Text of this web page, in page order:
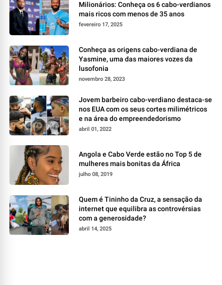
Milionários: Conheça os 6 cabo-verdianos
mais ricos com menos de 35 anos
fevereiro 17, 2025
Conheça as origens cabo-verdiana de
Yasmine, uma das maiores vozes da
lusofonia
novembro 28, 2023
Jovem barbeiro cabo-verdiano destaca-se
nos EUA com os seus cortes milimétricos
e na área do empreendedorismo
abril 01, 2022
Angola e Cabo Verde estão no Top 5 de
mulheres mais bonitas da África
julho 08, 2019
Quem é Tininho da Cruz, a sensação da
internet que equilibra as controvérsias
com a generosidade?
abril 14, 2025